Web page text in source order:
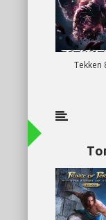
Tekken